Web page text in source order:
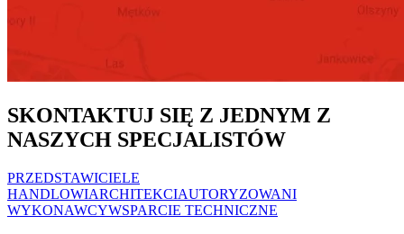
SKONTAKTUJ SIĘ Z JEDNYM Z
NASZYCH SPECJALISTÓW
PRZEDSTAWICIELE
HANDLOWIARCHITEKCIAUTORYZOWANI
WYKONAWCYWSPARCIE TECHNICZNE